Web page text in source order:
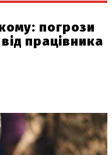
погрози
працівника